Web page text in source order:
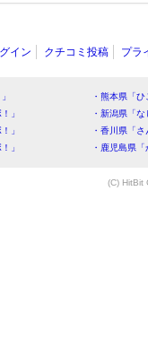
イン クチコミ投稿 プラ
・熊本県「
」
・新潟県「
」
・香川県「
」
・鹿児島県
(C) HitBit